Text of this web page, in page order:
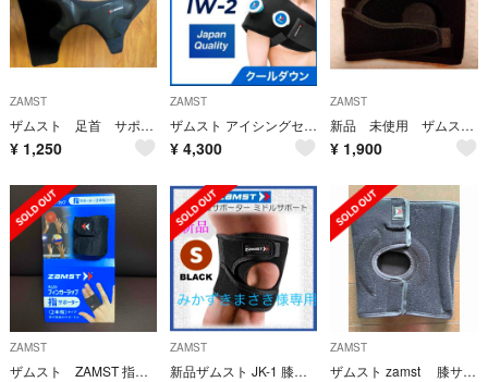
ZAMST
ザムスト 足首 サポーター 左用 サイズS 黒
¥ 1,250
ZAMST
ザムスト アイシングセット IW-2 熱中症対策 肩 腰 アイスパックＬ1個
¥ 4,300
ZAMST
新品 未使用 ザムスト JK-1 ヒザ用サポーター 左右兼用 Ｓサイズ
¥ 1,900
ZAMST
ザムスト ZAMST 指 サポーター フィンガーラップ
ZAMST
新品ザムスト JK-1 膝サポーター ミドルサポート S ブラック
ZAMST
ザムスト zamst 膝サポーター MK-3 ミドルサポート フルオープン型